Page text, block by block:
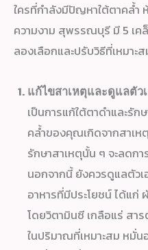
ใครที่กำลังมีปัญหาใต้ตาคล้ำ
ความงาม สุพรรณบุรี มี 5 เค
ลองเลือกและปรับวิธีที่เหมาะ
แก้ไขสาเหตุและดูแลตัว
เป็นการแก้ใต้ตาดำและรัก
คล้ำของคุณเกิดจากสาเห
รักษาสาเหตุนั้น ๆ จะลดกา
นอกจากนี้ ยังควรดูแลตัวเ
อาหารที่มีประโยชน์ ได้แ
โดยวิตามินซี เกลือแร่ สา
ในปริมาณที่เหมาะสม หมั่น